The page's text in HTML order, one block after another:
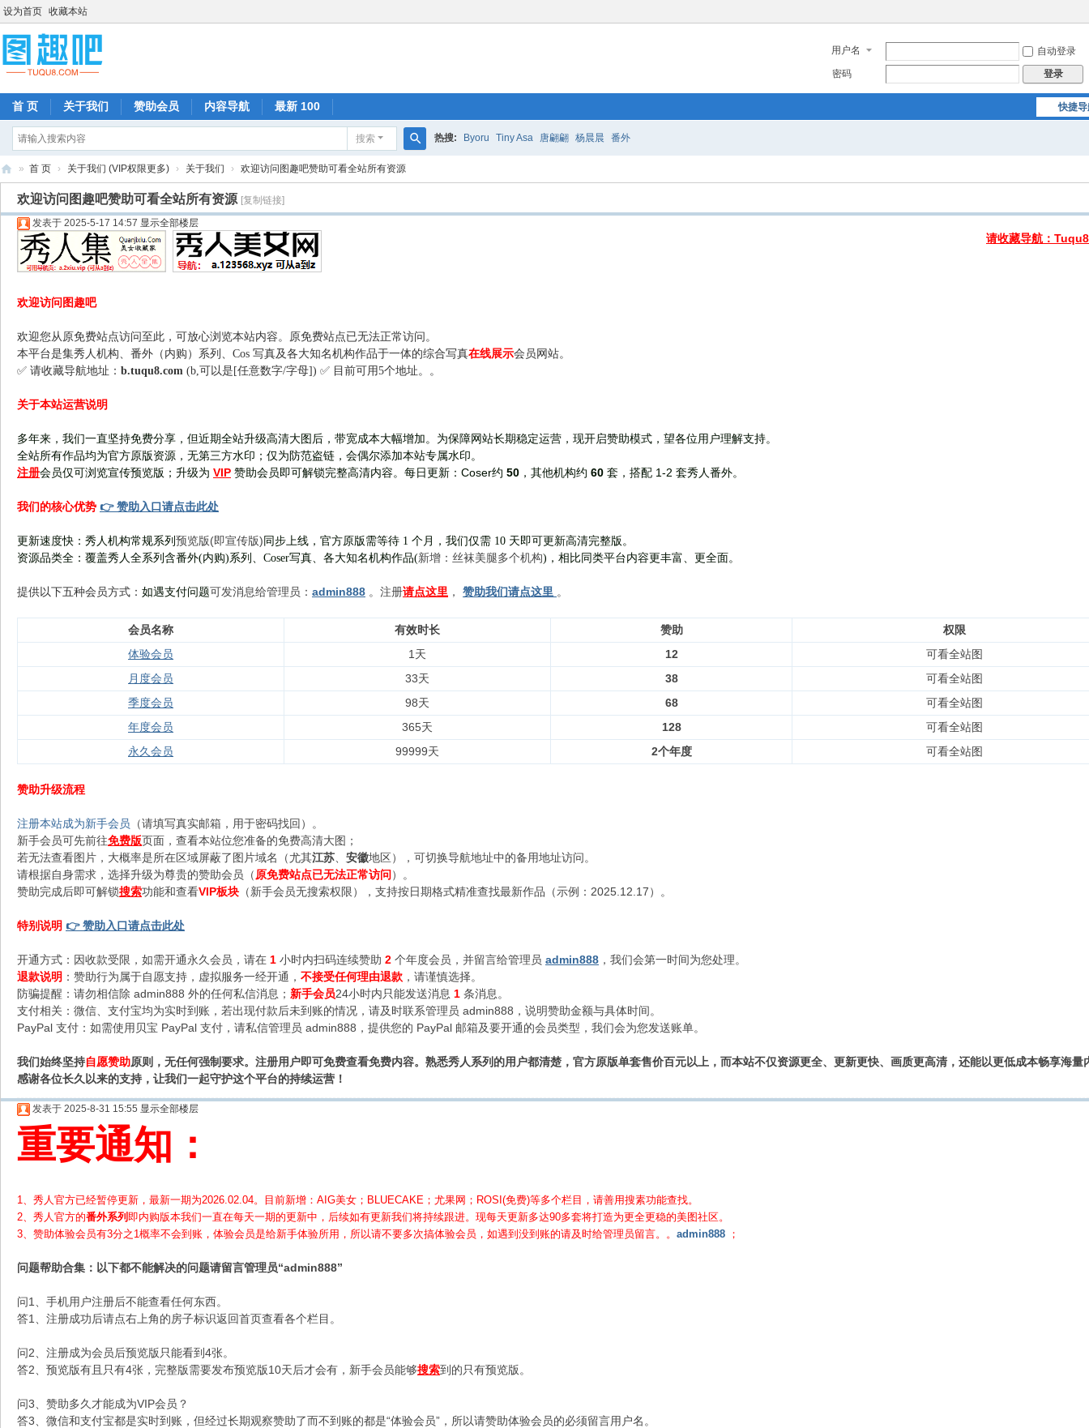
设为首页 收藏本站
用户名
自动登录
密码
登录
快捷
首 页 关于我们 赞助会员 内容导航 最新 100
搜索
索
热搜: Byoru Tiny Asa 唐翩翩 杨晨晨 番外
趣
» 首 页 › 关于我们 (VIP权限更多) › 关于我们 › 欢迎访问图趣吧赞助可看全站所有资源
欢迎访问图趣吧赞助可看全站所有资源 [复制链接]
发表于 2025-5-17 14:57 显示全部楼层
请收藏导航：
欢迎访问图趣吧
欢迎您从原免费站点访问至此，可放心浏览本站内容。原免费站点已无法正常访问。
本平台是集秀人机构、番外（内购）系列、Cos 写真及各大知名机构作品于一体的综合写真在线展示会员网站。
✅ 请收藏导航地址： b.tuqu8.com (b,可以是[任意数字/字母]) ✅ 目前可用5个地址。。
关于本站运营说明
多年来，我们一直坚持免费分享，但近期全站升级高清大图后，带宽成本大幅增加。为保障网站长期稳定运营，现开启赞助模式，望各位用户理解支持。
全站所有作品均为官方原版资源，无第三方水印；仅为防范盗链，会偶尔添加本站专属水印。
注册会员仅可浏览宣传预览版 ； 升级为 VIP 赞助会员即可解锁完整高清内容。每日更新： Coser约 50 ，其他机构约 60 套， 搭配 1-2 套秀人番外。
我们的核心优势 👉 赞助入口请点击此处
更新速度快：秀人机构常规系列 预览版(即宣传版) 同步上线，官方原版需等待 1 个月，我们仅需 10 天即可更新高清完整版。
资源品类全：覆盖秀人全系列含番外(内购)系列、Coser写真、各大知名机构作品(新增：丝袜美腿多个机构)，相比同类平台内容更丰富、更全面。
提供以下五种会员方式： 如遇支付问题可发消息给管理员： admin888 。注册请点这里 ， 赞助我们请点这里 。
会员名称 有效时长 赞助
权限
体验会员
1天 12
可看全站图
月度会员
33天 38
可看全站图
季度会员
98天 68
可看全站图
年度会员
365天 128
可看全站图
永久会员
99999天 2个年度 可看全站图
赞助升级流程
注册本站成为新手会员 （请填写真实邮箱，用于密码找回）。
新手会员可先前往免费版页面，查看本站位您准备的免费高清大图；
若无法查看图片，大概率是所在区域屏蔽了图片域名（尤其江苏 安徽地区），可切换导航地址中的备用地址访问。
请根据自身需求，选择升级为尊贵的赞助会员（原免费站点已无法正常访问 ）。
赞助完成后即可解锁搜索功能和查看VIP板块 （新手会员无搜索权限），支持按日期格式精准查找最新作品（示例：2025.12.17）。
特别说明 👉 赞助入口请点击此处
开通方式：因收款受限，如需开通永久会员，请在 1 小时内扫码连续赞助 2 个年度会员，并留言给管理员 admin888 ，我们会第一时间为您处理。
退款说明 ：赞助行为属于自愿支持，虚拟服务一经开通， 不接受任何理由退款 ，请谨慎选择。
防骗提醒：请勿相信除 admin888 外的任何私信消息； 新手会员24小时内只能发送消息 1 条消息。
支付相关：微信、支付宝均为实时到账，若出现付款后未到账的情况，请及时联系管理员 admin888，说明赞助金额与具体时间。
PayPal 支付：如需使用贝宝 PayPal 支付，请私信管理员 admin888，提供您的 PayPal 邮箱及要开通的会员类型，我们会为您发送账单。
我们始终坚持自愿赞助原则，无任何强制要求。注册用户即可免费查看免费内容。熟悉秀人系列的用户都清楚，官方原版单套售价百元以上，而本站不仅资源更全、更新更快、画质更高清，还能以更低成本畅享海量
感谢各位长久以来的支持，让我们一起守护这个平台的持续运营！
发表于 2025-8-31 15:55 显示全部楼层
重要通知：
1、秀人官方已经暂停更新，最新一期为2026.02.04。目前新增：AIG美女；BLUECAKE；尤果网；ROSI(免费)等多个栏目，请善用搜素功能查找。
2、 秀人官方的番外系列 即内购版本我们一直在每天一期的更新中，后续如有更新我们将持续跟进。现每天更新多达90多套将打造为更全更稳的美图社区。
3、赞助体验会员有3分之1概率不会到账，体验会员是给新手体验所用，所以请不要多次搞体验会员，如遇到没到账的请及时给管理员留言。。 admin888 ；
问题帮助合集 ：以下都不能解决的问题请留言管理员“admin888”
问1、手机用户注册后不能查看任何东西。
答1、注册成功后请点右上角的房子标识返回首页查看各个栏目。
问2、注册成为会员后预览版只能看到4张。
答2、预览版有且只有4张，完整版需要发布预览版10天后才会有，新手会员能够搜索到的只有预览版。
问3、赞助多久才能成为VIP会员？
答3、微信和支付宝都是实时到账，但经过长期观察赞助了而不到账的都是“体验会员”，所以请赞助体验会员的必须留言用户名。